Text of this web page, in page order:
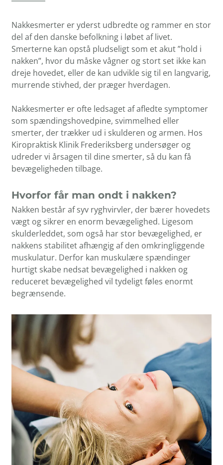
Nakkesmerter er yderst udbredte og rammer en stor
del af den danske befolkning i løbet af livet.
Smerterne kan opstå pludseligt som et akut ”hold i
nakken”, hvor du måske vågner og stort set ikke kan
dreje hovedet, eller de kan udvikle sig til en langvarig,
murrende stivhed, der præger hverdagen.
Nakkesmerter er ofte ledsaget af afledte symptomer
som spændingshovedpine, svimmelhed eller
smerter, der trækker ud i skulderen og armen. Hos
Kiropraktisk Klinik Frederiksberg undersøger og
udreder vi årsagen til dine smerter, så du kan få
bevægeligheden tilbage.
Hvorfor får man ondt i nakken?
Nakken består af syv ryghvirvler, der bærer hovedets
vægt og sikrer en enorm bevægelighed. Ligesom
skulderleddet, som også har stor bevægelighed, er
nakkens stabilitet afhængig af den omkringliggende
muskulatur. Derfor kan muskulære spændinger
hurtigt skabe nedsat bevægelighed i nakken og
reduceret bevægelighed vil tydeligt føles enormt
begrænsende.